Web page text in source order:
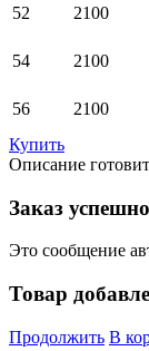
52 2100
54 2100
56 2100
Купить
Описание
Заказ
Это сообщение
Товар
Продолжить В